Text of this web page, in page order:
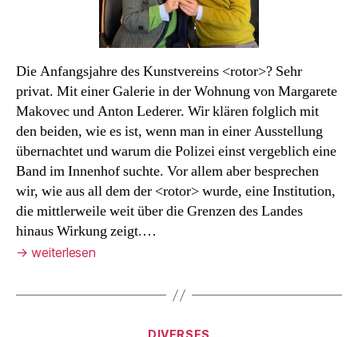
Haubentaucher.
Die Anfangsjahre des Kunstvereins <rotor>? Sehr
privat. Mit einer Galerie in der Wohnung von Margarete
Makovec und Anton Lederer. Wir klären folglich mit
den beiden, wie es ist, wenn man in einer Ausstellung
übernachtet und warum die Polizei einst vergeblich eine
Band im Innenhof suchte. Vor allem aber besprechen
wir, wie aus all dem der <rotor> wurde, eine Institution,
die mittlerweile weit über die Grenzen des Landes
hinaus Wirkung zeigt.…
→ weiterlesen
Kategorien
DIVERSES